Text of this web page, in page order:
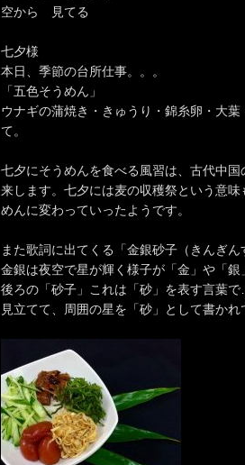
空から 見てる
七夕様
本日、季節の台所仕事。。。
「五色そうめん」
ウナギの蒲焼き・きゅうり・錦糸卵・大
て。
七夕にそうめんを食べる風習は、古代中
来します。七夕には麦の収穫祭という意
めんに変わっていったようです。
また歌詞に出てくる「金銀砂子（きんぎん
金銀は夜空で星が輝く様子が「金」や「銀
後ろの「砂子」これは「砂」を表す言葉
見立てて、周囲の星を「砂」として書かれ